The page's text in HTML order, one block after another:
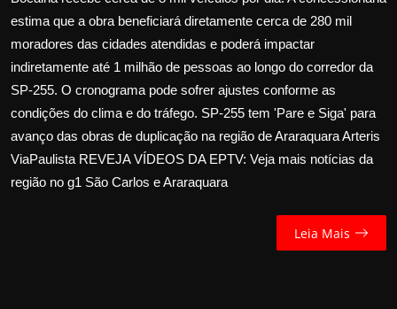
estima que a obra beneficiará diretamente cerca de 280 mil
moradores das cidades atendidas e poderá impactar
indiretamente até 1 milhão de pessoas ao longo do corredor da
SP-255. O cronograma pode sofrer ajustes conforme as
condições do clima e do tráfego. SP-255 tem 'Pare e Siga' para
avanço das obras de duplicação na região de Araraquara Arteris
ViaPaulista REVEJA VÍDEOS DA EPTV: Veja mais notícias da
região no g1 São Carlos e Araraquara
Leia Mais